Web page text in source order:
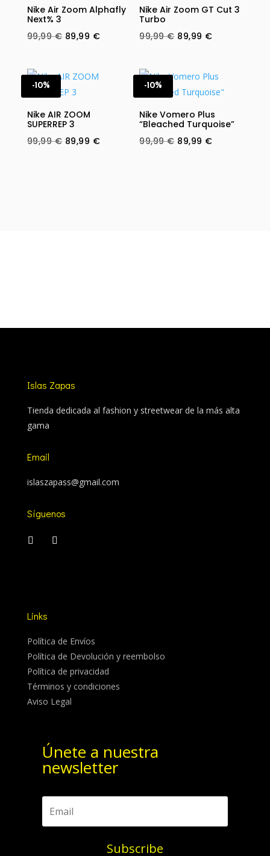
Nike Air Zoom Alphafly
Next% 3
99,99€ Original
99,99 €.
89,99 €Current
Nike Air Zoom GT Cut 3
Turbo
99,99€ Original
99,99 €.
89,99 €Current
89,99 €.
-10%
Nike AIR ZOOM
SUPERREP 3
99,99€ Original
89,99 €Current
-10%
Nike Vomero Plus
“Bleached Turquoise”
99,99€ Original
89,99 €Current
Islas Zapas
Tienda dedicada al fashion y streetwear de la más alta
gama
Email
islaszapass@gmail.com
Síguenos
Links
Política de Envíos
Política de Devolución y reembolso
Política de privacidad
Términos y condiciones
Aviso Legal
Únete a nuestra
newsletter
Subscribe